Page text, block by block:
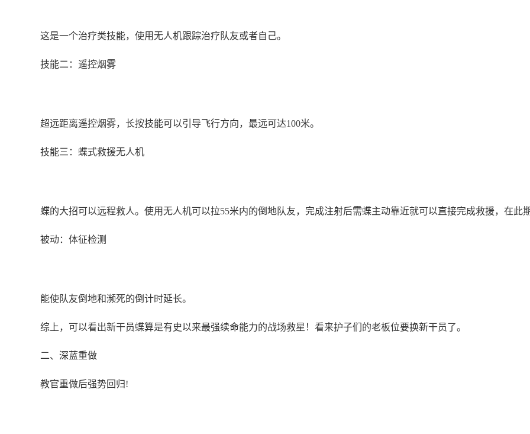
这是一个治疗类技能，使用无人机跟踪治疗队友或者自己。
技能二：遥控烟雾
超远距离遥控烟雾，长按技能可以引导飞行方向，最远可达100米。
技能三：蝶式救援无人机
蝶的大招可以远程救人。使用无人机可以拉55米内的倒地队友，完成注射后需蝶主动靠近就可以直接完成救援，在此
被动：体征检测
能使队友倒地和濒死的倒计时延长。
综上，可以看出新干员蝶算是有史以来最强续命能力的战场救星！看来护子们的老板位要换新干员了。
二、深蓝重做
教官重做后强势回归!